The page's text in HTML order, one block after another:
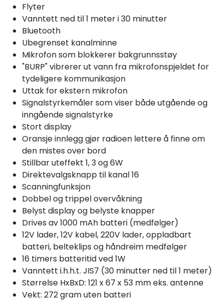
Flyter
Vanntett ned til 1 meter i 30 minutter
Bluetooth
Ubegrenset kanalminne
Mikrofon som blokkerer bakgrunnsstøy
"BURP" vibrerer ut vann fra mikrofonspjeldet for
tydeligere kommunikasjon
Uttak for ekstern mikrofon
Signalstyrkemåler som viser både utgående og
inngående signalstyrke
Stort display
Oransje innlegg gjør radioen lettere å finne om
den mistes over bord
Stillbar uteffekt 1, 3 og 6W
Direktevalgsknapp til kanal 16
Scanningfunksjon
Dobbel og trippel overvåkning
Belyst display og belyste knapper
Drives av 1000 mAh batteri (medfølger)
12V lader, 12V kabel, 220V lader, oppladbart
batteri, belteklips og håndreim medfølger
16 timers batteritid ved 1W
Vanntett i.h.h.t. JIS7 (30 minutter ned til 1 meter)
Størrelse HxBxD: 121 x 67 x 53 mm eks. antenne
Vekt: 272 gram uten batteri